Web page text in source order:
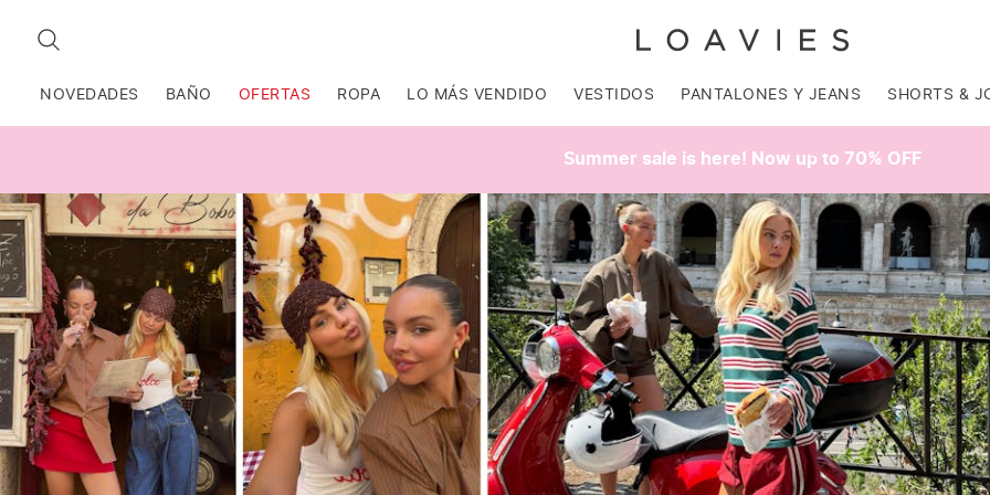
BUSCAR
NOVEDADES BAÑO OFERTAS ROPA LO MÁS VENDIDO VESTIDOS PANTALONES Y JEANS SHORTS &
Summer sale is here! Now up to 70% OFF